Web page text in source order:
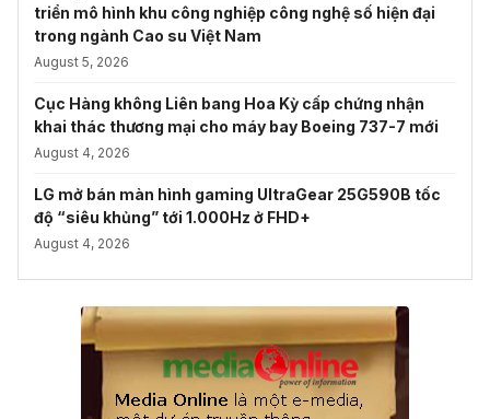
triển mô hình khu công nghiệp công nghệ số hiện đại
trong ngành Cao su Việt Nam
August 5, 2026
Cục Hàng không Liên bang Hoa Kỳ cấp chứng nhận
khai thác thương mại cho máy bay Boeing 737-7 mới
August 4, 2026
LG mở bán màn hình gaming UltraGear 25G590B tốc
độ “siêu khủng” tới 1.000Hz ở FHD+
August 4, 2026